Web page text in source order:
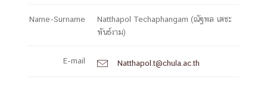
Name-Surname
Natthapol Techaphangam (ณัฐพล เตชะ
พันธ์งาม)
E-mail  Natthapol.t@chula.ac.th